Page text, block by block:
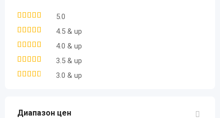
5.0
4.5 & up
4.0 & up
3.5 & up
3.0 & up
Диапазон цен